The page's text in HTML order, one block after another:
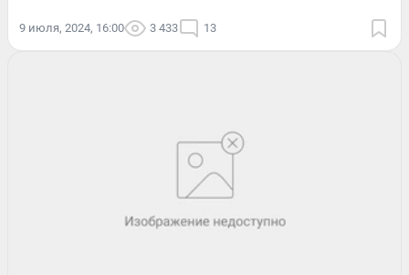
9 июля, 2024, 16:00 3 433 13